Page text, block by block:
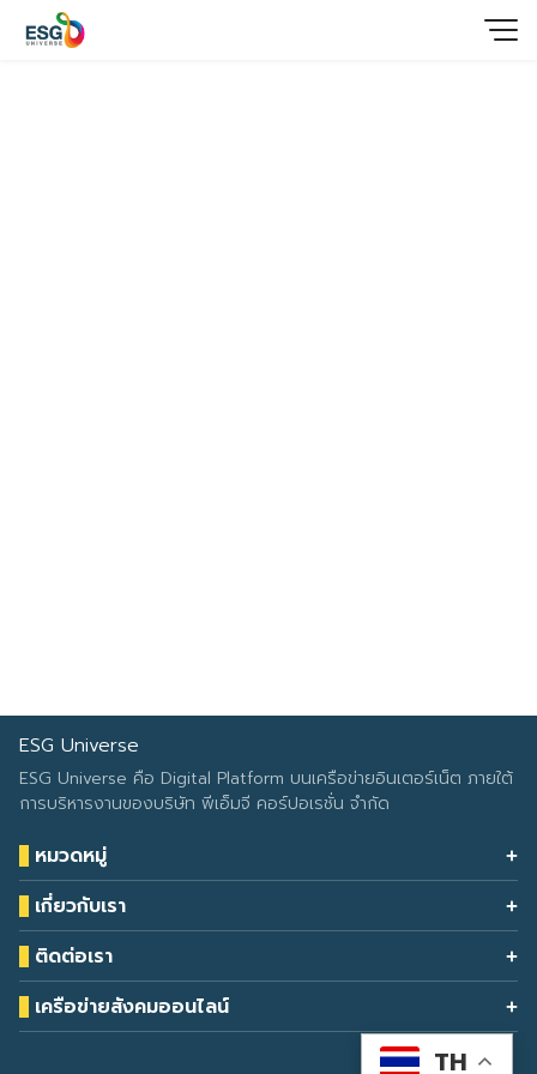
Search
for:
ESG Universe
ESG Universe คือ Digital Platform บนเครือข่ายอินเตอร์เน็ต ภายใต้
การบริหารงานของบริษัท พีเอ็มจี คอร์ปอเรชั่น จำกัด
หมวดหมู่
Health & Wellness
Eco Icon
ESG Data
Climate Change
ESG Report
เกี่ยวกับเรา
Our Services
About Us
Contact Us
ติดต่อเรา
โทรศัพท์: 090-549-2524
เครือข่ายสังคมออนไลน์
TH